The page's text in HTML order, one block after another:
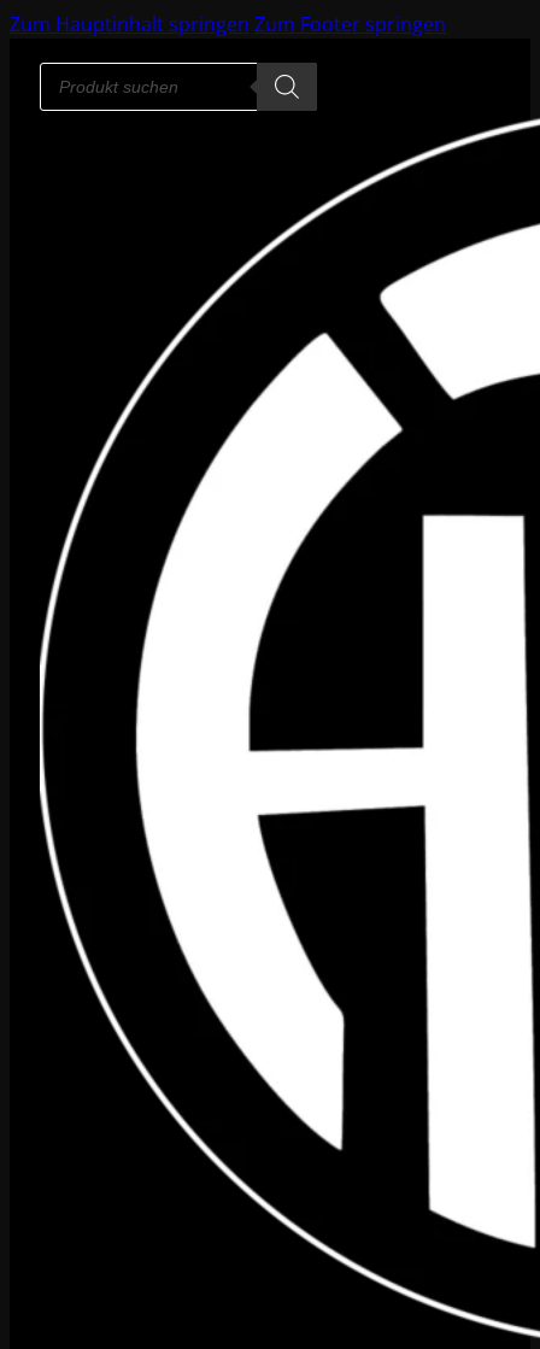
Zum Hauptinhalt springen Zum Footer springen
Products
search